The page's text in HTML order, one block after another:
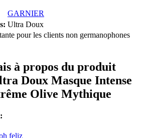
GARNIER
Ultra Doux
pour les clients non germanophones
à propos du produit
Doux Masque Intense
Olive Mythique
feliz